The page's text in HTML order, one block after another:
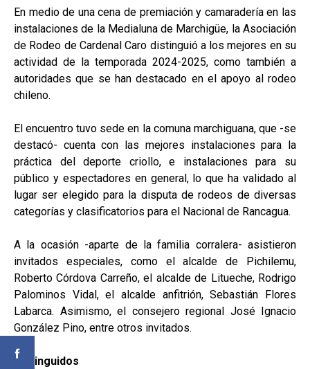
En medio de una cena de premiación y camaradería en las
instalaciones de la Medialuna de Marchigüe, la Asociación
de Rodeo de Cardenal Caro distinguió a los mejores en su
actividad de la temporada 2024-2025, como también a
autoridades que se han destacado en el apoyo al rodeo
chileno.
El encuentro tuvo sede en la comuna marchiguana, que -se
destacó- cuenta con las mejores instalaciones para la
práctica del deporte criollo, e instalaciones para su
público y espectadores en general, lo que ha validado al
lugar ser elegido para la disputa de rodeos de diversas
categorías y clasificatorios para el Nacional de Rancagua.
A la ocasión -aparte de la familia corralera- asistieron
invitados especiales, como el alcalde de Pichilemu,
Roberto Córdova Carreño, el alcalde de Litueche, Rodrigo
Palominos Vidal, el alcalde anfitrión, Sebastián Flores
Labarca. Asimismo, el consejero regional José Ignacio
González Pino, entre otros invitados.
Distinguidos